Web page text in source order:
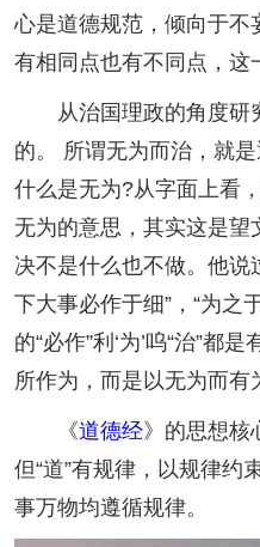
心是道德规范，倾向于不
有相同点也有不同点，这
从治国理政的角度研
的。 所谓无为而治，就
什么是无为?从字面上看
无为的意思，其实这是望
决不是什么也不做。他说
下大事必作于细”，“为之
的“必作”利‘为’呜“治”都
所作为，而是以无为而有
《道德经》的思想核
但“道”有规律，以规律约
事万物均遵循规律。